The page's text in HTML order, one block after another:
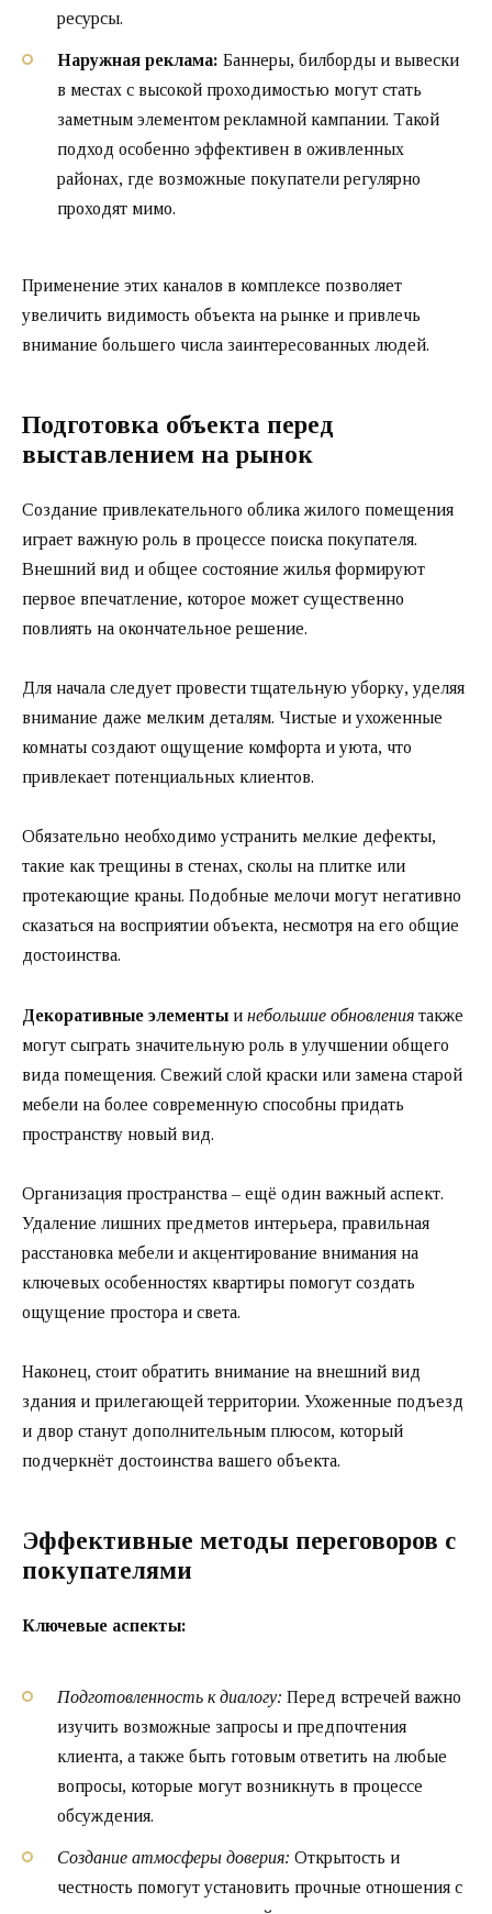
ресурсы.
Наружная реклама: Баннеры, билборды и вывески
в местах с высокой проходимостью могут стать
заметным элементом рекламной кампании. Такой
подход особенно эффективен в оживленных
районах, где возможные покупатели регулярно
проходят мимо.
Применение этих каналов в комплексе позволяет
увеличить видимость объекта на рынке и привлечь
внимание большего числа заинтересованных людей.
Подготовка объекта перед
выставлением на рынок
Создание привлекательного облика жилого помещения
играет важную роль в процессе поиска покупателя.
Внешний вид и общее состояние жилья формируют
первое впечатление, которое может существенно
повлиять на окончательное решение.
Для начала следует провести тщательную уборку, уделяя
внимание даже мелким деталям. Чистые и ухоженные
комнаты создают ощущение комфорта и уюта, что
привлекает потенциальных клиентов.
Обязательно необходимо устранить мелкие дефекты,
такие как трещины в стенах, сколы на плитке или
протекающие краны. Подобные мелочи могут негативно
сказаться на восприятии объекта, несмотря на его общие
достоинства.
Декоративные элементы и небольшие обновления также
могут сыграть значительную роль в улучшении общего
вида помещения. Свежий слой краски или замена старой
мебели на более современную способны придать
пространству новый вид.
Организация пространства – ещё один важный аспект.
Удаление лишних предметов интерьера, правильная
расстановка мебели и акцентирование внимания на
ключевых особенностях квартиры помогут создать
ощущение простора и света.
Наконец, стоит обратить внимание на внешний вид
здания и прилегающей территории. Ухоженные подъезд
и двор станут дополнительным плюсом, который
подчеркнёт достоинства вашего объекта.
Эффективные методы переговоров с
покупателями
Ключевые аспекты:
Подготовленность к диалогу: Перед встречей важно
изучить возможные запросы и предпочтения
клиента, а также быть готовым ответить на любые
вопросы, которые могут возникнуть в процессе
обсуждения.
Создание атмосферы доверия: Открытость и
честность помогут установить прочные отношения с